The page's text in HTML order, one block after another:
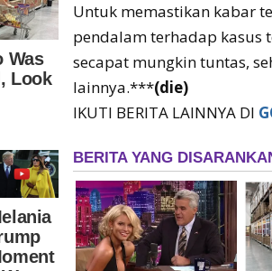
Untuk memastikan kabar
pendalam terhadap kasus
secapat mungkin tuntas,
lainnya.***(die)
IKUTI BERITA LAINNYA DI